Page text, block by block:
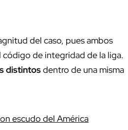
del caso, pues ambos
de integridad de la liga.
distintosdentro de una misma
escudo del América